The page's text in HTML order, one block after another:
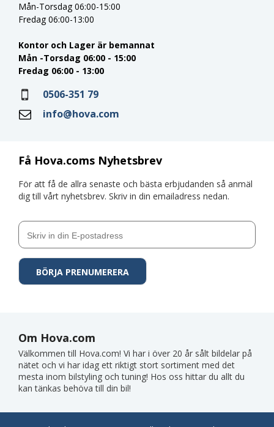
Få Hova.coms Nyhetsbrev
För att få de allra senaste och bästa erbjudanden så anmäl
dig till vårt nyhetsbrev. Skriv in din emailadress nedan.
Mån-Torsdag 06:00-15:00
Fredag 06:00-13:00
Kontor och Lager är bemannat
Mån -Torsdag 06:00 - 15:00
Fredag 06:00 - 13:00
0506-351 79
info@hova.com
Om Hova.com
Välkommen till Hova.com! Vi har i över 20 år sålt bildelar på
nätet och vi har idag ett riktigt stort sortiment med det
mesta inom bilstyling och tuning! Hos oss hittar du allt du
kan tänkas behöva till din bil!